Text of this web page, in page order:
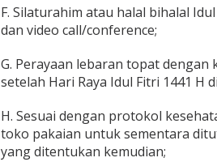
F. Silaturahim atau halal bihalal
dan video call/conference;
G. Perayaan lebaran topat dengan
setelah Hari Raya Idul Fitri 1441 H
H. Sesuai dengan protokol
toko pakaian untuk sementara
yang ditentukan kemudian;